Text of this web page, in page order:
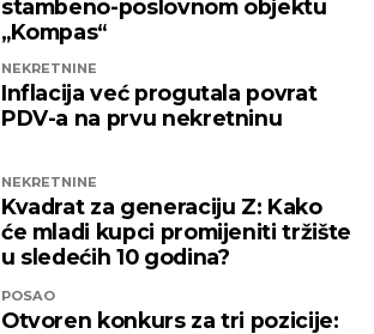
stambeno-poslovnom objektu
„Kompas“
NEKRETNINE
Inflacija već progutala povrat
PDV-a na prvu nekretninu
NEKRETNINE
Kvadrat za generaciju Z: Kako
će mladi kupci promijeniti tržište
u sledećih 10 godina?
POSAO
Otvoren konkurs za tri pozicije: